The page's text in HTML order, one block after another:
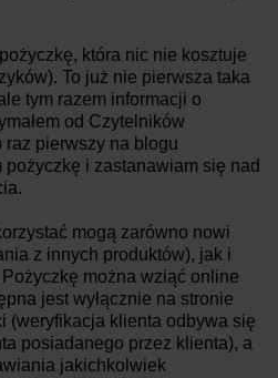
która nic nie kosztuje
To już nie pierwsza taka
tym razem informacji o
od Czytelników
pierwszy na blogu
i zastanawiam się nad
mogą zarówno nowi
z innych produktów), jak i
można wziąć online
jest wyłącznie na stronie
(weryfikacja klienta odbywa się
posiadanego przez klienta), a
jakichkolwiek